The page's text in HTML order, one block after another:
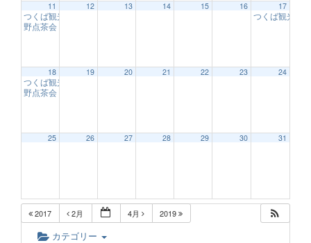
11
つくば観光大使のお出迎え
野点茶会
12 13 14 15 16 17
つくば観光大
18
つくば観光大使のお出迎え
野点茶会
19 20 21 22 23 24
25 26 27 28 29 30 31
2017 2月 4月 2019
カテゴリー
1:00 AM
2:00 AM
6:00 AM